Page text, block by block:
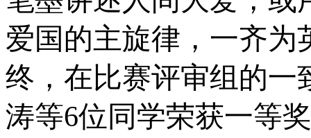
爱国的主旋律，一齐为
终，在比赛评审组的一
涛等6位同学荣获一等